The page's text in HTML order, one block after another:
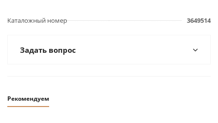
Каталожный номер 3649514
Задать вопрос
Рекомендуем